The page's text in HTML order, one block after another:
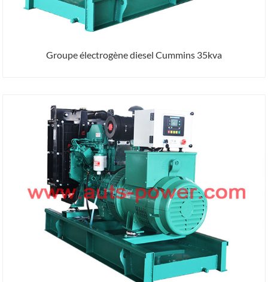
Groupe électrogène diesel Cummins 35kva